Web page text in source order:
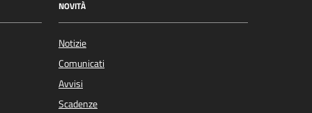
NOVITÀ
Notizie
Comunicati
Avvisi
Scadenze